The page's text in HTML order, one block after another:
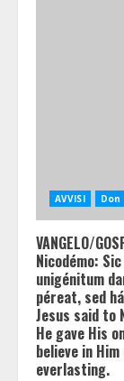
AVVISI Don
VANGELO/
Nicodémo:
unigénitum
péreat, sed
Jesus said to
He gave His
believe in
everlasting.